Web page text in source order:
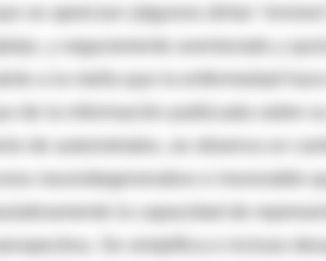
se aprecian (algunos dirían
y seguramente aventurado y
de la información publicada sobre
de autorretratos, se observa un
neurodegenerativo e inexorable
la capacidad de
Se simplifica e incluso